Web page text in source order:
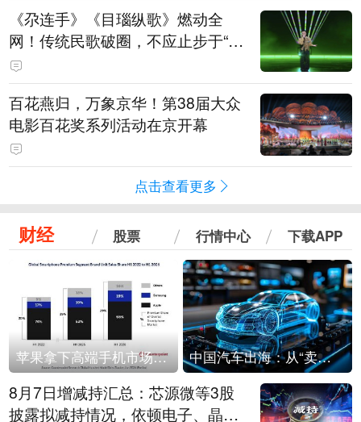
《尕连手》《目瑙纵歌》燃动全
网！传统民歌破圈，不应止步于“上
头”
百花燕归，万象京华！第38届大众
电影百花奖系列活动在京开幕
点击查看更多
财经 股票 行情中心 下载APP
苹果拿下高端手机市场65%的份额：iPhone 17系列功不可没 中国汽车出海：从“卖出去”到“走进去”
8月7日增减持汇总：芯源微等3股
披露拟减持情况，依顿电子、晶华